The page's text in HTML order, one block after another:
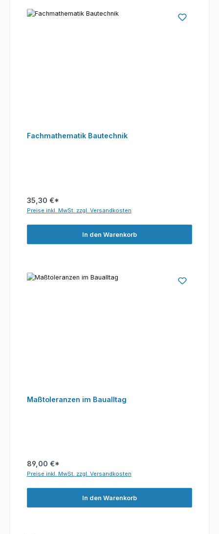
Fachmathematik Bautechnik
35,30 €*
Preise inkl. MwSt. zzgl. Versandkosten
In den Warenkorb
Maßtoleranzen im Baualltag
89,00 €*
Preise inkl. MwSt. zzgl. Versandkosten
In den Warenkorb